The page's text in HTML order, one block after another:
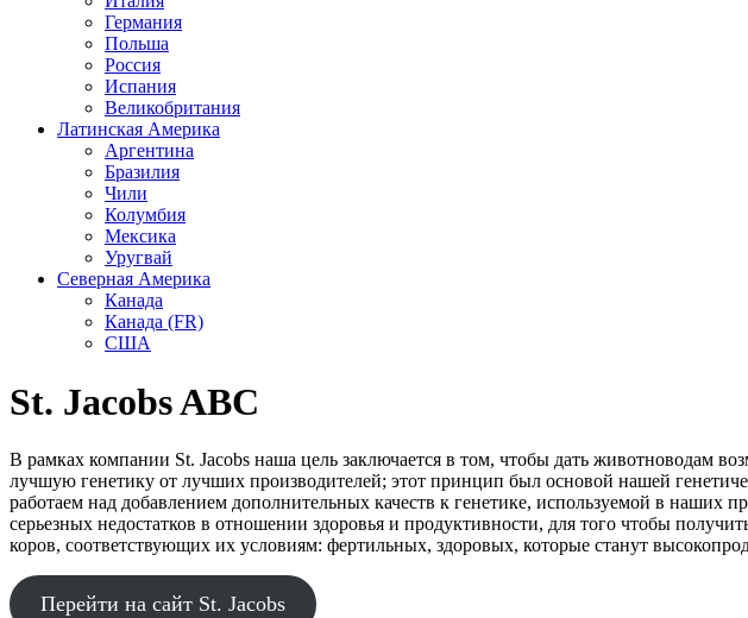
Германия
Польша
Россия
Испания
Великобритания
Латинская Америка
Аргентина
Бразилия
Чили
Колумбия
Мексика
Уругвай
Северная Америка
Канада
Канада (FR)
США
St. Jacobs ABC
В рамках компании St. Jacobs наша цель заключается в том, чтобы дать животноводам
лучшую генетику от лучших производителей; этот принцип был основой нашей
работаем над добавлением дополнительных качеств к генетике, используемой в
серьезных недостатков в отношении здоровья и продуктивности, для того чтобы
коров, соответствующих их условиям: фертильных, здоровых, которые станут
Перейти на сайт St. Jacobs